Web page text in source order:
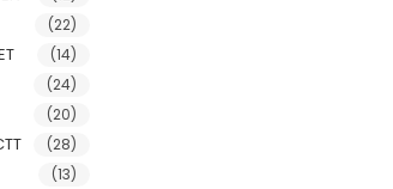
(22)
(14)
(24)
(20)
(28)
(13)